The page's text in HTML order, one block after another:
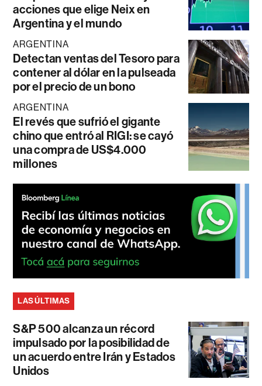
acciones que elige Neix en
Argentina y el mundo
ARGENTINA
Detectan ventas del Tesoro para
contener al dólar en la pulseada
por el precio de un bono
ARGENTINA
El revés que sufrió el gigante
chino que entró al RIGI: se cayó
una compra de US$4.000
millones
LAS ÚLTIMAS
S&P 500 alcanza un récord
impulsado por la posibilidad de
un acuerdo entre Irán y Estados
Unidos